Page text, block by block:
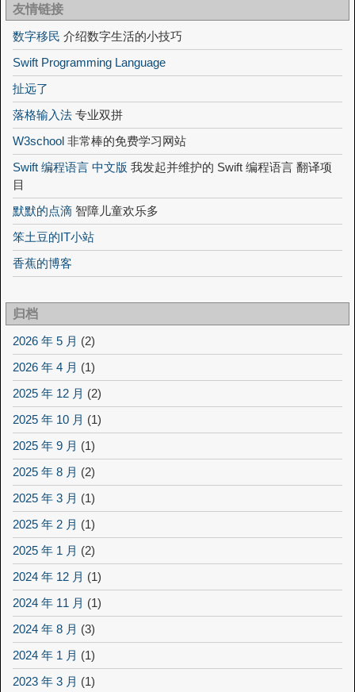
友情链接
数字移民 介绍数字生活的小技巧
Swift Programming Language
扯远了
落格输入法 专业双拼
W3school 非常棒的免费学习网站
Swift 编程语言 中文版 我发起并维护的 Swift 编程语言 翻译项
目
默默的点滴 智障儿童欢乐多
笨土豆的IT小站
香蕉的博客
归档
2026 年 5 月 (2)
2026 年 4 月 (1)
2025 年 12 月 (2)
2025 年 10 月 (1)
2025 年 9 月 (1)
2025 年 8 月 (2)
2025 年 3 月 (1)
2025 年 2 月 (1)
2025 年 1 月 (2)
2024 年 12 月 (1)
2024 年 11 月 (1)
2024 年 8 月 (3)
2024 年 1 月 (1)
2023 年 3 月 (1)